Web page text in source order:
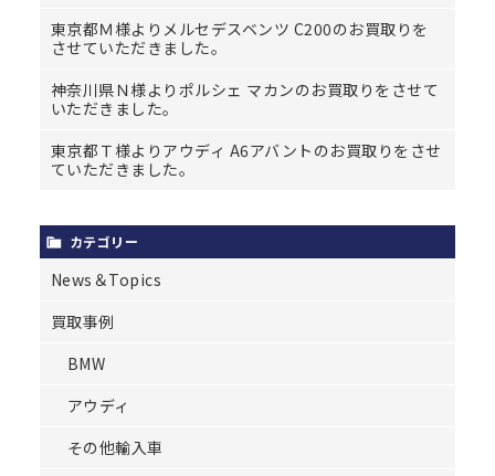
東京都Ｍ様よりメルセデスベンツ C200のお買取りを
させていただきました。
神奈川県Ｎ様よりポルシェ マカンのお買取りをさせて
いただきました。
東京都Ｔ様よりアウディ A6アバントのお買取りをさせ
ていただきました。
カテゴリー
News＆Topics
買取事例
BMW
アウディ
その他輸入車